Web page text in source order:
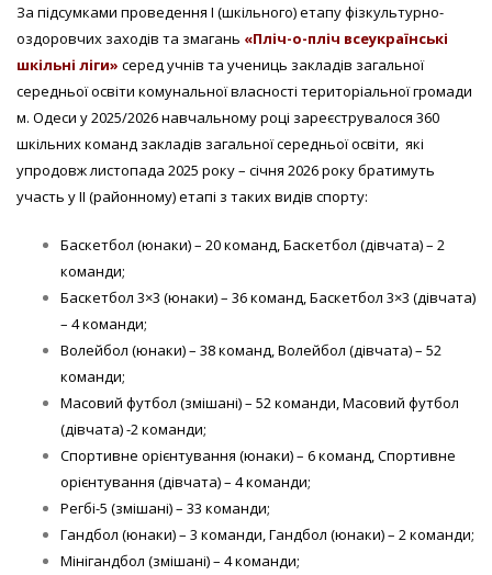
шкільні
ліги:
підсумки
етапу
За підсумками проведення І (шкільного) етапу фізкультурно-
оздоровчих заходів та змагань «Пліч-о-пліч всеукраїнські
шкільні ліги» серед учнів та учениць закладів загальної
середньої освіти комунальної власності територіальної громади
м. Одеси у 2025/2026 навчальному році зареєструвалося 360
шкільних команд закладів загальної середньої освіти, які
упродовж листопада 2025 року – січня 2026 року братимуть
участь у II (районному) етапі з таких видів спорту:
Баскетбол (юнаки) – 20 команд, Баскетбол (дівчата) – 2
команди;
Баскетбол 3×3 (юнаки) – 36 команд, Баскетбол 3×3 (дівчата)
– 4 команди;
Волейбол (юнаки) – 38 команд, Волейбол (дівчата) – 52
команди;
Масовий футбол (змішані) – 52 команди, Масовий футбол
(дівчата) -2 команди;
Спортивне орієнтування (юнаки) – 6 команд, Спортивне
орієнтування (дівчата) – 4 команди;
Регбі-5 (змішані) – 33 команди;
Гандбол (юнаки) – 3 команди, Гандбол (юнаки) – 2 команди;
Мінігандбол (змішані) – 4 команди;